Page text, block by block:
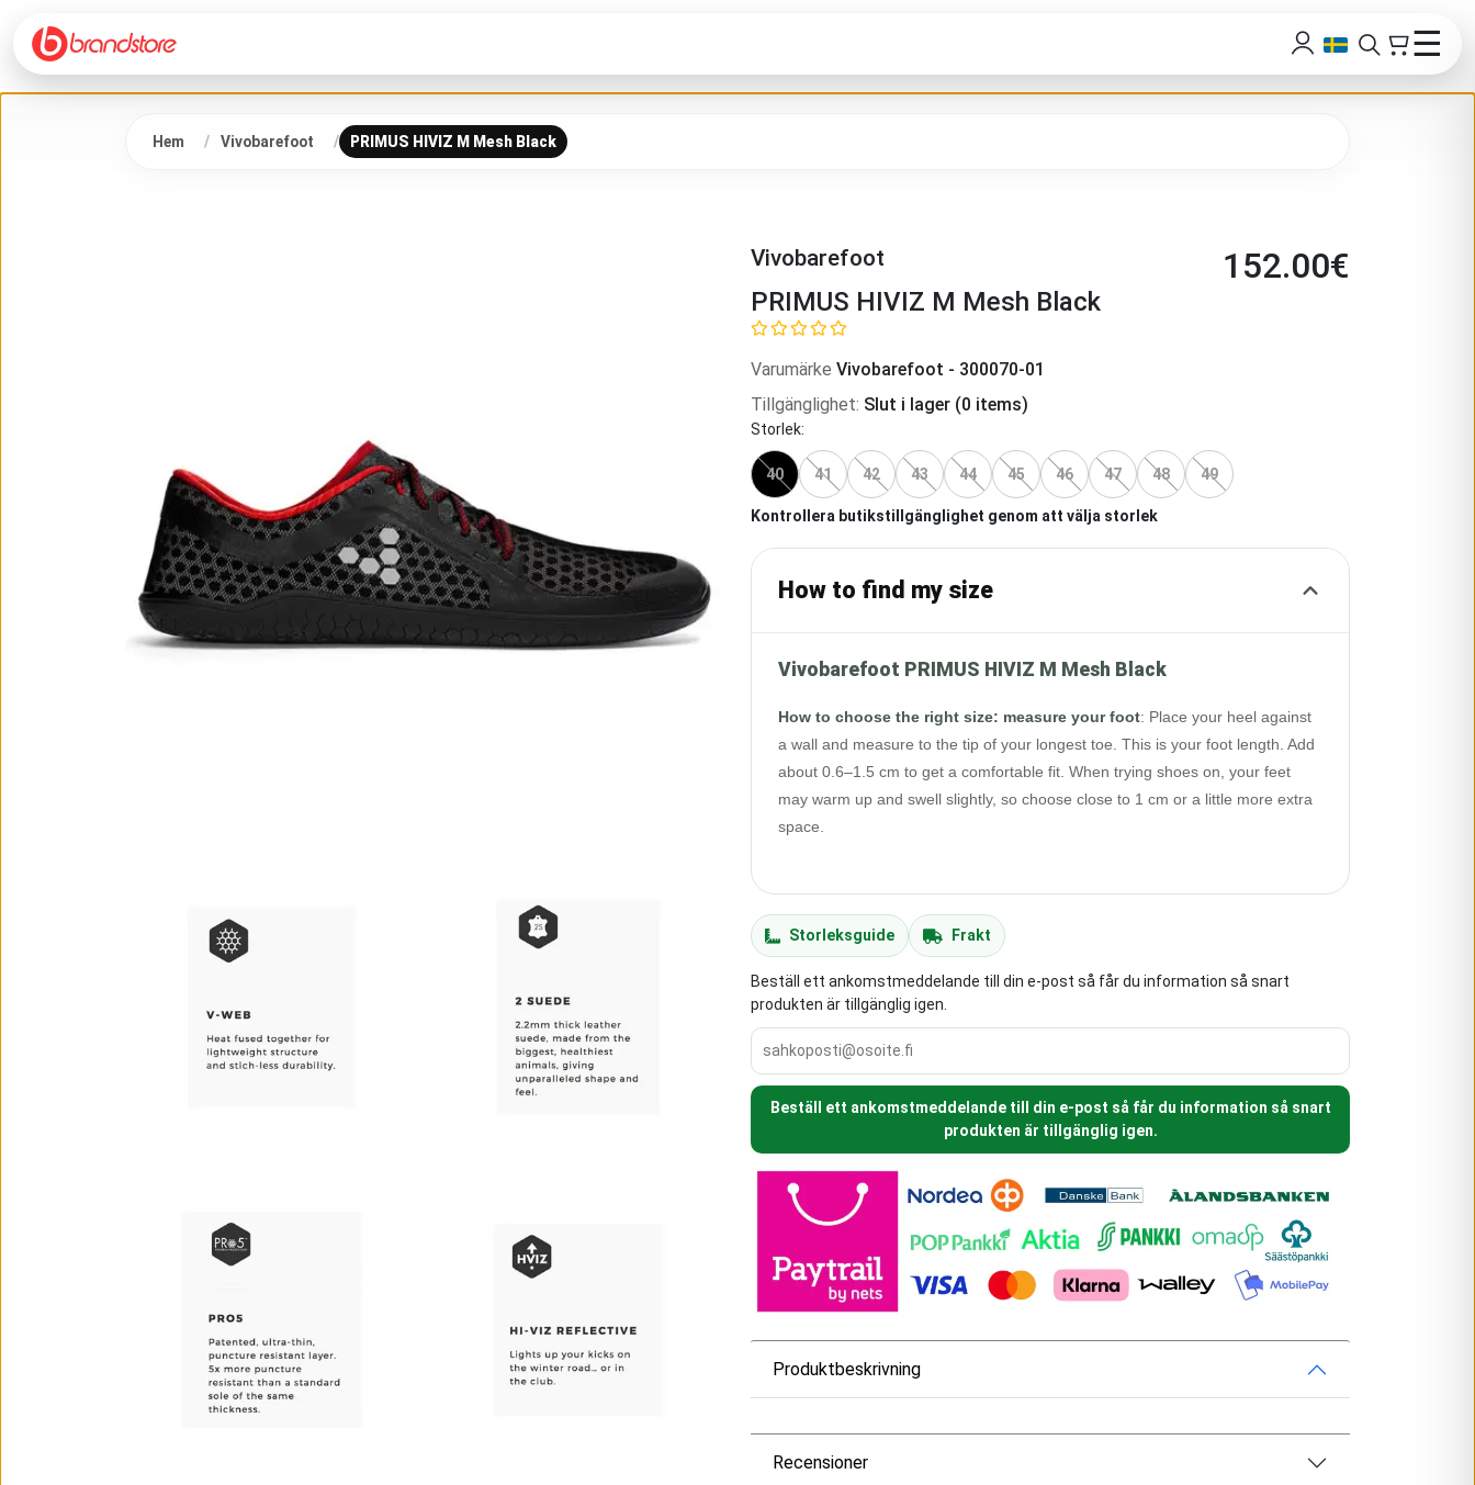
☰
Hem Vivobarefoot PRIMUS HIVIZ M Mesh Black
Vivobarefoot 152.00€
PRIMUS HIVIZ M Mesh Black
Varumärke Vivobarefoot - 300070-01
Tillgänglighet: Slut i lager (0 items)
Storlek:
40 41 42 43 44 45 46 47 48 49
Kontrollera butikstillgänglighet genom att välja storlek
How to find my size
Vivobarefoot PRIMUS HIVIZ M Mesh Black
How to choose the right size: measure your foot: Place your heel against
a wall and measure to the tip of your longest toe. This is your foot length. Add
about 0.6–1.5 cm to get a comfortable fit. When trying shoes on, your feet
may warm up and swell slightly, so choose close to 1 cm or a little more extra
space.
Storleksguide Frakt
Beställ ett ankomstmeddelande till din e-post så får du information så snart
produkten är tillgänglig igen.
Beställ ett ankomstmeddelande till din e-post så får du information så snart
produkten är tillgänglig igen.
Produktbeskrivning
Recensioner